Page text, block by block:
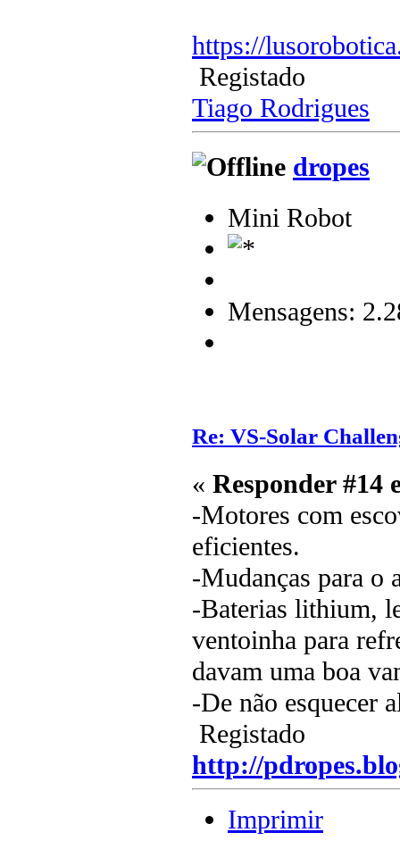
https://
Registado
Tiago Rodrigues
dropes
Mini Robot
Mensagens:
Re: VS-Solar
« Responder #14
-Motores com
eficientes.
-Mudanças para o
-Baterias lithium,
ventoinha para
davam uma boa
-De não esquecer
Registado
http://
Imprimir